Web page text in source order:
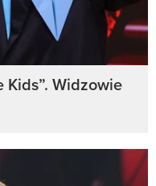
Kids”. Widzowie